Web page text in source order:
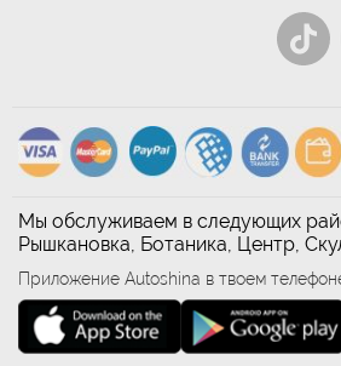
Мы обслуживаем в следующих
Рышкановка, Ботаника, Центр,
Приложение Autoshina в твоем